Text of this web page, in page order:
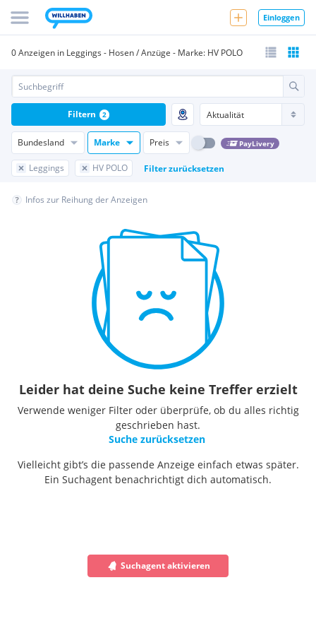
Einloggen
0 Anzeigen in Leggings - Hosen / Anzüge - Marke: HV POLO
Bundesland Marke Preis PayLivery
Leggings HV POLO Filter zurücksetzen
Filtern 2
Infos zur Reihung der Anzeigen
Leider hat deine Suche keine Treffer erzielt
Verwende weniger Filter oder überprüfe, ob du alles richtig
geschrieben hast.
Suche zurücksetzen
Vielleicht gibt’s die passende Anzeige einfach etwas später.
Ein Suchagent benachrichtigt dich automatisch.
Suchagent aktivieren